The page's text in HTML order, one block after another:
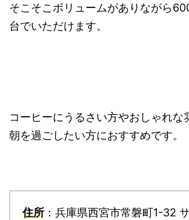
そこそこボリュームがありながら
台でいただけます。
コーヒーにうるさい方やおしゃれな
朝を過ごしたい方におすすめです。
住所 ：兵庫県西宮市常磐町1-32